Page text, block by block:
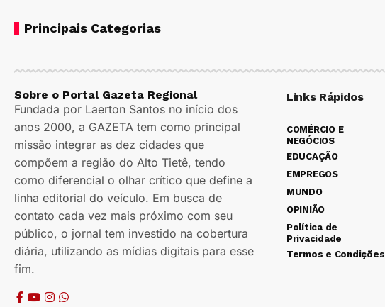
Principais Categorias
Sobre o Portal Gazeta Regional
Fundada por Laerton Santos no início dos
anos 2000, a GAZETA tem como principal
missão integrar as dez cidades que
compõem a região do Alto Tietê, tendo
como diferencial o olhar crítico que define a
linha editorial do veículo. Em busca de
contato cada vez mais próximo com seu
público, o jornal tem investido na cobertura
diária, utilizando as mídias digitais para esse
fim.
Links Rápidos
COMÉRCIO E
NEGÓCIOS
EDUCAÇÃO
EMPREGOS
MUNDO
OPINIÃO
Política de
Privacidade
Termos e Condições